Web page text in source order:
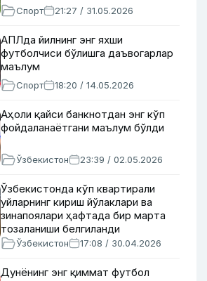
Спорт 21:27 / 31.05.2026
АПЛда йилнинг энг яхши
футболчиси бўлишга даъвогарлар
маълум
Спорт 18:20 / 14.05.2026
Аҳоли қайси банкнотдан энг кўп
фойдаланаётгани маълум бўлди
Ўзбекистон 23:39 / 02.05.2026
Ўзбекистонда кўп квартирали
уйларнинг кириш йўлаклари ва
зинапоялари ҳафтада бир марта
тозаланиши белгиланди
Ўзбекистон 17:08 / 30.04.2026
Дунёнинг энг қиммат футбол